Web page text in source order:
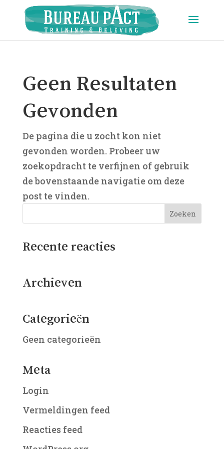
Geen Resultaten
Gevonden
De pagina die u zocht kon niet
gevonden worden. Probeer uw
zoekopdracht te verfijnen of gebruik
de bovenstaande navigatie om deze
post te vinden.
Recente reacties
Archieven
Categorieën
Geen categorieën
Meta
Login
Vermeldingen feed
Reacties feed